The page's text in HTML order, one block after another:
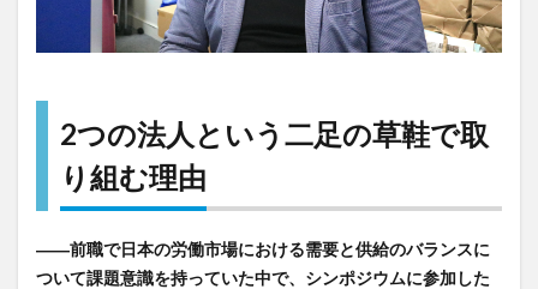
2つの法人という二足の草鞋で取
り組む理由
――前職で日本の労働市場における需要と供給のバランスに
ついて課題意識を持っていた中で、シンポジウムに参加した